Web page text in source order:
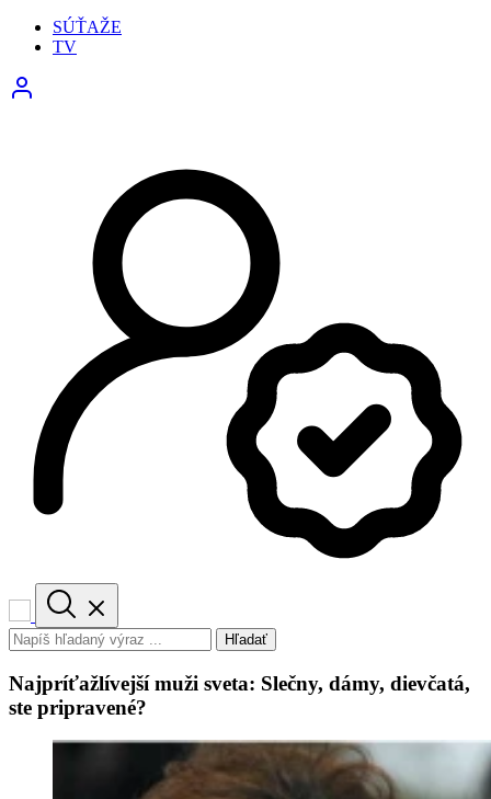
SÚŤAŽE
TV
Hľadať
Najpríťažlívejší muži sveta: Slečny, dámy, dievčatá,
ste pripravené?